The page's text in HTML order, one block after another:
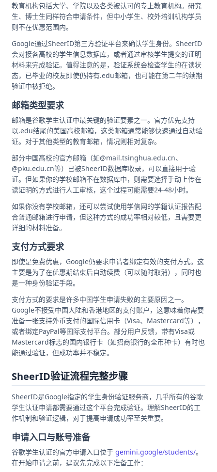
教育机构包括大学、学院以及各类被认可的专上教育机构。研究
生、博士生同样符合申请条件，但中小学生、校外培训机构学员
则不在优惠范围内。
Google通过SheerID第三方验证平台来确认学生身份。SheerID
会对接各高校的学生信息数据库，或者通过审核学生提交的证明
材料来完成验证。值得注意的是，验证系统会检查学生的在读状
态，已毕业的校友即使仍持有.edu邮箱，也可能在第二年的续期
验证中被拒绝。
邮箱类型要求
邮箱是谷歌学生认证中最关键的验证要素之一。官方优先支持
以.edu结尾的美国高校邮箱，这类邮箱通常能够快速通过自动验
证。对于其他类型的教育邮箱，情况则相对复杂。
部分中国高校的官方邮箱（如@mail.tsinghua.edu.cn、
@pku.edu.cn等）已被SheerID数据库收录，可以直接用于验
证。但如果你的学校邮箱不在数据库中，则需要选择手动上传在
读证明的方式进行人工审核，这个过程可能需要24-48小时。
如果你没有学校邮箱，还可以尝试使用学信网的学籍认证报告配
合普通邮箱进行申请，但这种方式的成功率相对较低，且需要更
详细的材料准备。
支付方式要求
即使是免费优惠，Google仍要求申请者绑定有效的支付方式。这
主要是为了在优惠期结束后自动续费（可以随时取消），同时也
是一种身份验证手段。
支付方式的要求是许多中国学生申请失败的主要原因之一。
Google不接受中国大陆和香港地区的支付账户，这意味着你需要
准备一张支持外币支付的国际信用卡（Visa、Mastercard等），
或者绑定PayPal等国际支付平台。部分用户反馈，带有Visa或
Mastercard标志的国内银行卡（如招商银行的全币种卡）有时也
能通过验证，但成功率并不稳定。
SheerID验证流程完整步骤
SheerID是Google指定的学生身份验证服务商，几乎所有的谷歌
学生认证申请都需要通过这个平台完成验证。理解SheerID的工
作机制和验证逻辑，对于提高申请成功率至关重要。
申请入口与账号准备
谷歌学生认证的官方申请入口位于 gemini.google/students/。
在开始申请之前，建议先完成以下准备工作：